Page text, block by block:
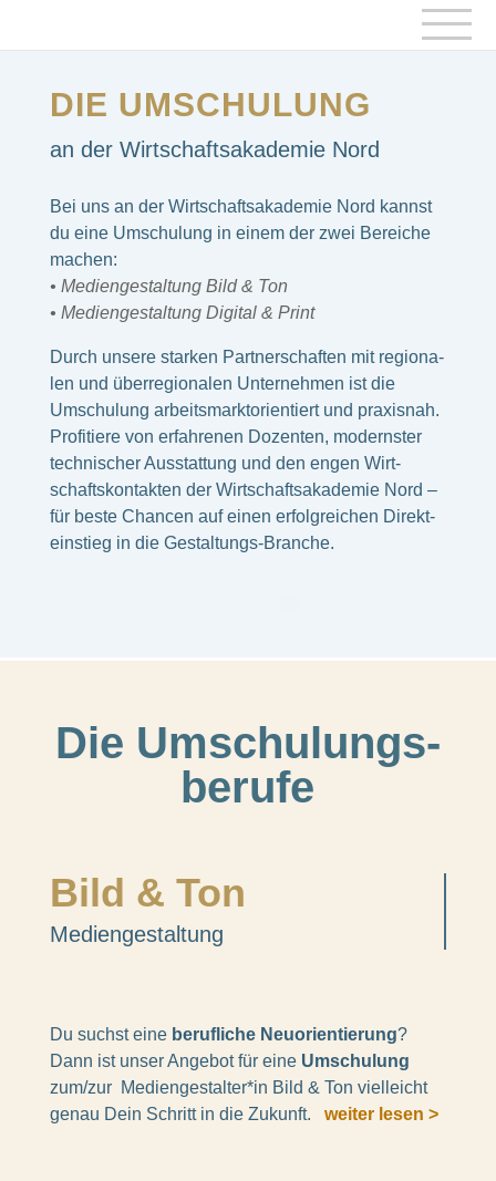
DIE UMSCHU­LUNG
an der Wirt­schafts­aka­de­mie Nord
Bei uns an der Wirt­schafts­aka­de­mie Nord kannst
du eine Umschu­lung in einem der zwei Berei­che
machen:
• Medi­en­ge­stal­tung Bild & Ton
• Medi­en­ge­stal­tung Digi­tal & Print
Durch unsere star­ken Part­ner­schaf­ten mit regio­na­
len und über­re­gio­na­len Unter­neh­men ist die
Umschu­lung arbeits­markt­ori­en­tiert und praxis­nah.
Profi­tiere von erfah­re­nen Dozen­ten, moderns­ter
tech­ni­scher Ausstat­tung und den engen Wirt­
schafts­kon­tak­ten der Wirt­schafts­aka­de­mie Nord –
für beste Chan­cen auf einen erfolg­rei­chen Direkt­
ein­stieg in die Gestal­tungs-Bran­che.
Die Umschu­lungs­
be­rufe
Bild & Ton
Medi­en­ge­stal­tung
Du suchst eine beruf­li­che Neuori­en­tie­rung?
Dann ist unser Ange­bot für eine Umschu­lung
zum/zur Mediengestalter*in Bild & Ton viel­leicht
genau Dein Schritt in die Zukunft. weiter lesen >